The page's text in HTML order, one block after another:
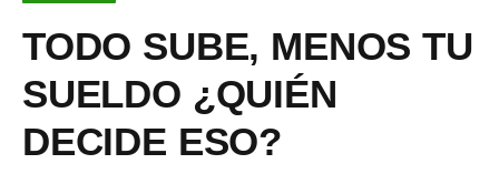
TODO SUBE, MENOS TU
SUELDO ¿QUIÉN
DECIDE ESO?